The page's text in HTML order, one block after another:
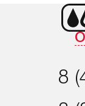
с особым
Для
8